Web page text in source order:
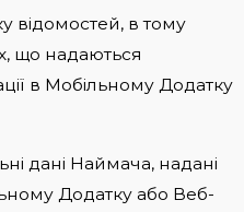
відомостей, в тому
що надаються
в Мобільному Додатку
дані Наймача, надані
Додатку або Веб-